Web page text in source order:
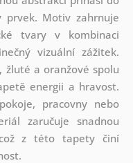
prvek. Motiv zahrnuje
tvary v kombinaci
vizuální zážitek.
žluté a oranžové spolu
energii a hravost.
pracovny nebo
zaručuje snadnou
z této tapety činí